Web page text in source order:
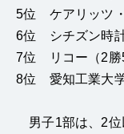
5位 ケアリッツ・
6位 シチズン時
7位 リコー（2
8位 愛知工業大学
男子1部は、2位